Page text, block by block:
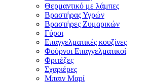
Θερμαντικό με λάμπες
Βραστήρας Υγρών
Βραστήρες Ζυμαρικών
Γύροι
Επαγγελματικές κουζίνες
Φούρνοι Επαγγελματικοί
Φριτέζες
Σχαριέρες
Μπαιν Μαρί